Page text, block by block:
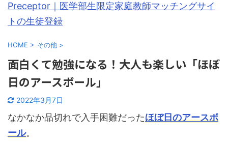
Preceptor｜医学部生限定家庭教師マッチングサイ
トの生徒登録
HOME > その他 >
面白くて勉強になる！大人も楽しい「ほぼ
日のアースボール」
2022年3月7日
なかなか品切れで入手困難だったほぼ日のアースボ
ール。